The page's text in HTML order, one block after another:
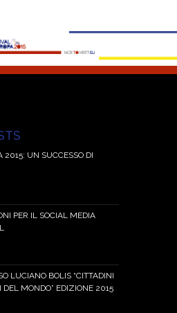
2015: UN SUCCESSO DI
PER IL SOCIAL MEDIA
LUCIANO BOLIS “CITTADINI
DEL MONDO” EDIZIONE 2015